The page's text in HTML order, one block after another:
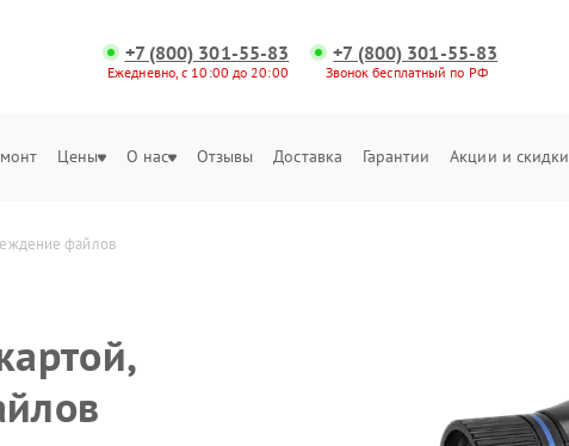
+7 (800) 301-55-83
Ежедневно, с 10:00 до 20:00
+7 (800) 301-55-83
Звонок бесплатный по РФ
Цены О нас Отзывы Доставка Гарантии Акции и скидки
файлов